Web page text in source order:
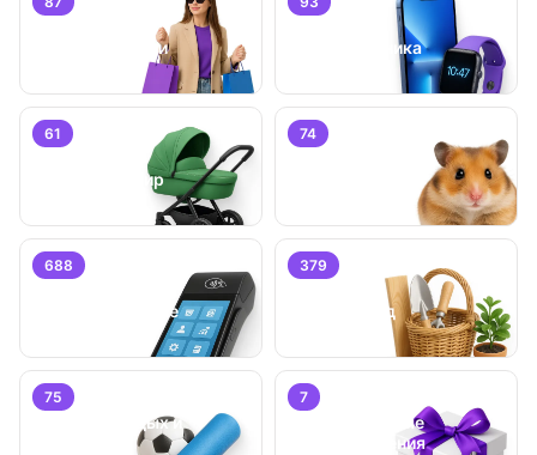
Личные вещи Электроника
61
Детский мир
74
688
Оборудование
379
Дом и сад
75
Хобби, отдых и
7
Специальные
предложения